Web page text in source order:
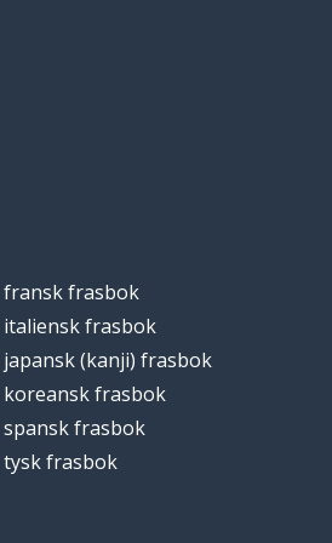
fransk frasbok
italiensk frasbok
japansk (kanji) frasbok
koreansk frasbok
spansk frasbok
tysk frasbok